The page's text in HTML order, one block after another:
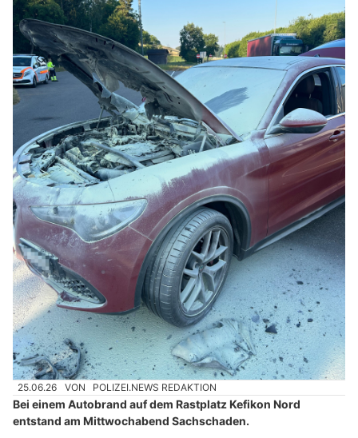
25.06.26 VON POLIZEI.NEWS REDAKTION
Bei einem Autobrand auf dem Rastplatz Kefikon Nord
entstand am Mittwochabend Sachschaden.